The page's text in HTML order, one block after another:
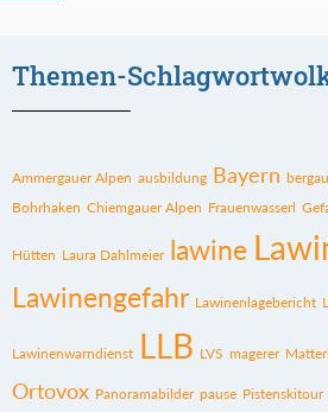
Themen-
Ammergauer Alpen ausbildung Bayern
Bohrhaken Chiemgauer Alpen Frauenwasserl
Hütten Laura Dahlmeier lawine
Lawinengefahr Lawinenlagebericht
Lawinenwarndienst LLB LVS magerer
Ortovox Panoramabilder pause Pistenskitour